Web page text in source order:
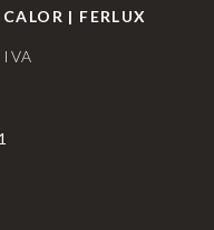
| FERLUX
IVA